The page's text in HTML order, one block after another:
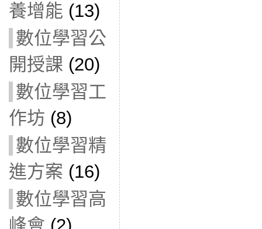
養增能 (13)
數位學習公
開授課 (20)
數位學習工
作坊 (8)
數位學習精
進方案 (16)
數位學習高